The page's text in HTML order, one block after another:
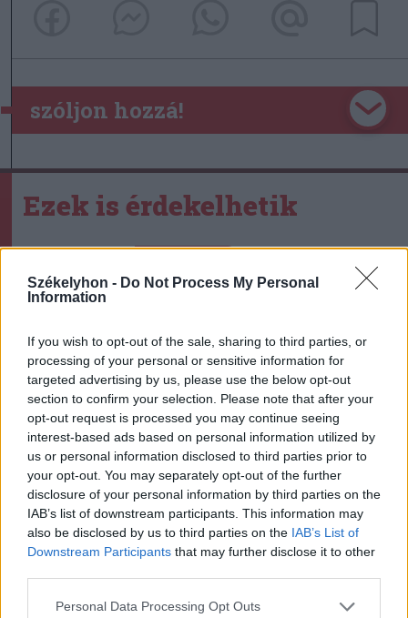
Székelyhon - Do Not Process My Personal
Information
If you wish to opt-out of the sale, sharing to third parties, or
processing of your personal or sensitive information for
targeted advertising by us, please use the below opt-out
section to confirm your selection. Please note that after your
opt-out request is processed you may continue seeing
interest-based ads based on personal information utilized by
us or personal information disclosed to third parties prior to
your opt-out. You may separately opt-out of the further
disclosure of your personal information by third parties on the
IAB’s list of downstream participants. This information may
also be disclosed by us to third parties on the IAB’s List of
Downstream Participants that may further disclose it to other
Personal Data Processing Opt Outs
szóljon hozzá!
Ezek is érdekelhetik
Tizenegy település maradhat
Székelyhon
Húsdarálógépbe szorult egy
kétéves gyerek keze, a
tűzoltókra is szükség volt a
műtőben
Székely Sport
Aranyérmek sokaságával tért